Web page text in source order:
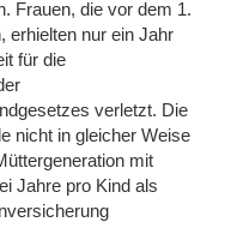
Frauen, die vor dem 1.
erhielten nur ein Jahr
für die
verletzt. Die
nicht in gleicher Weise
mit
Jahre pro Kind als